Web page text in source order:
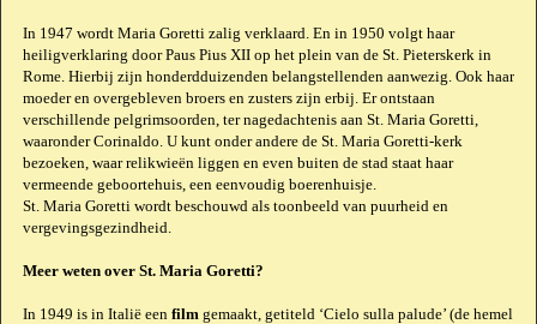
In 1947 wordt Maria Goretti zalig verklaard. En in 1950 volgt haar
heiligverklaring door Paus Pius XII op het plein van de St. Pieterskerk in
Rome. Hierbij zijn honderdduizenden belangstellenden aanwezig. Ook haar
moeder en overgebleven broers en zusters zijn erbij. Er ontstaan
verschillende pelgrimsoorden, ter nagedachtenis aan St. Maria Goretti,
waaronder Corinaldo. U kunt onder andere de St. Maria Goretti-kerk
bezoeken, waar relikwieën liggen en even buiten de stad staat haar
vermeende geboortehuis, een eenvoudig boerenhuisje.
St. Maria Goretti wordt beschouwd als toonbeeld van puurheid en
vergevingsgezindheid.
Meer weten over St. Maria Goretti?
In 1949 is in Italië een film gemaakt, getiteld ‘Cielo sulla palude’ (de hemel